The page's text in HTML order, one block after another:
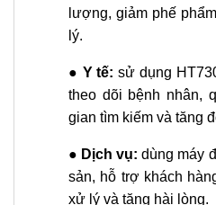
lượng, giảm phế
lý.
● Y tế: sử dụng
theo dõi bệnh nhân,
gian tìm kiếm và tăng
● Dịch vụ:dùng máy
sản, hỗ trợ khách
xử lý và tăng hài lòng.